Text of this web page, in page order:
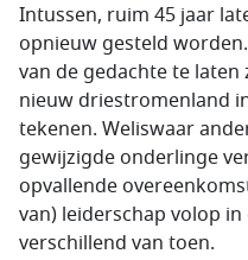
Intussen, ruim 45 jaar
opnieuw gesteld
van de gedachte te
nieuw driestromenland
tekenen. Weliswaar
gewijzigde onderlinge
opvallende
van) leiderschap volop
verschillend van toen.